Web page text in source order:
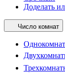
Доделать
Число комнат